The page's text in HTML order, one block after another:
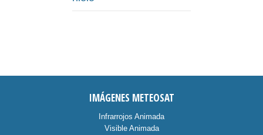
IMÁGENES METEOSAT
Infrarrojos Animada
Visible Animada